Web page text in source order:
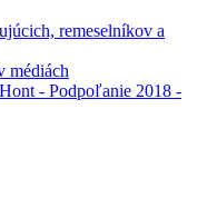
remeselníkov a
médiách
- Podpoľanie 2018 -